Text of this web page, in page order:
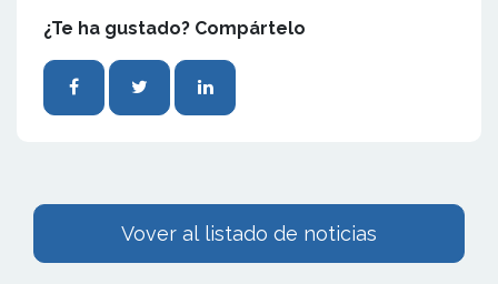
¿Te ha gustado? Compártelo
Vover al listado de noticias